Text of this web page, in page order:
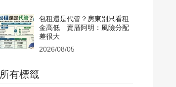
包租還是代管？房東別只看租
金高低 賣厝阿明：風險分配
差很大
2026/08/05
所有標籤